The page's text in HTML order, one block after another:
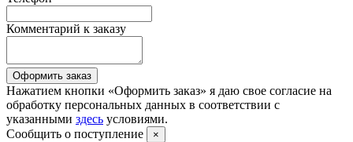
Комментарий к заказу
Оформить заказ
Нажатием кнопки «Оформить заказ» я даю свое согласие на
обработку персональных данных в соответствии с
указанными здесь условиями.
Сообщить о поступление
×